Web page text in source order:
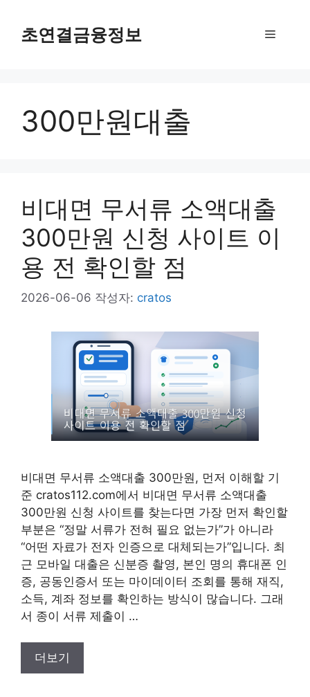
초연결금융정보 메
300만원대출
비대면 무서류 소액대출
300만원 신청 사이트 이
용 전 확인할 점
2026-06-06 작성자: cratos
비대면 무서류 소액대출 300만원, 먼저 이해할 기
준 cratos112.com에서 비대면 무서류 소액대출
300만원 신청 사이트를 찾는다면 가장 먼저 확인할
부분은 “정말 서류가 전혀 필요 없는가”가 아니라
“어떤 자료가 전자 인증으로 대체되는가”입니다. 최
근 모바일 대출은 신분증 촬영, 본인 명의 휴대폰 인
증, 공동인증서 또는 마이데이터 조회를 통해 재직,
소득, 계좌 정보를 확인하는 방식이 많습니다. 그래
서 종이 서류 제출이 …
더보기